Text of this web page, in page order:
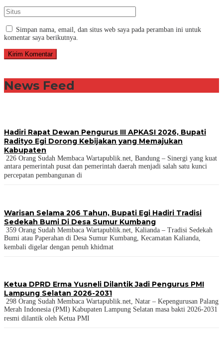
Simpan nama, email, dan situs web saya pada peramban ini untuk
komentar saya berikutnya.
News Feed
Hadiri Rapat Dewan Pengurus III APKASI 2026, Bupati
Radityo Egi Dorong Kebijakan yang Memajukan
Kabupaten
226 Orang Sudah Membaca Wartapublik.net, Bandung – Sinergi yang kuat
antara pemerintah pusat dan pemerintah daerah menjadi salah satu kunci
percepatan pembangunan di
Warisan Selama 206 Tahun, Bupati Egi Hadiri Tradisi
Sedekah Bumi Di Desa Sumur Kumbang
359 Orang Sudah Membaca Wartapublik.net, Kalianda – Tradisi Sedekah
Bumi atau Paperahan di Desa Sumur Kumbang, Kecamatan Kalianda,
kembali digelar dengan penuh khidmat
Ketua DPRD Erma Yusneli Dilantik Jadi Pengurus PMI
Lampung Selatan 2026-2031
298 Orang Sudah Membaca Wartapublik.net, Natar – Kepengurusan Palang
Merah Indonesia (PMI) Kabupaten Lampung Selatan masa bakti 2026-2031
resmi dilantik oleh Ketua PMI